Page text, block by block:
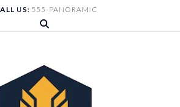
US: 555-PANORAMIC